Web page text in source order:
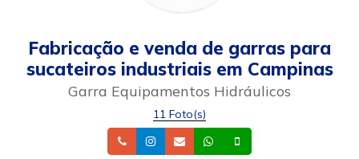
Fabricação e venda de garras para
sucateiros industriais em Campinas
Garra Equipamentos Hidráulicos
11 Foto(s)
TelefoneInstagram
Email Whatsapp